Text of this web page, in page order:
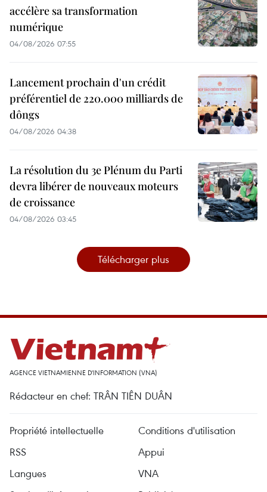
accélère sa transformation
numérique
04/08/2026 07:55
Lancement prochain d'un crédit
préférentiel de 220.000 milliards de
dôngs
04/08/2026 04:38
La résolution du 3e Plénum du Parti
devra libérer de nouveaux moteurs
de croissance
04/08/2026 03:45
Télécharger plus
AGENCE VIETNAMIENNE D'INFORMATION (VNA)
Rédacteur en chef: TRÂN TIÊN DUÂN
Propriété intellectuelle
Conditions d'utilisation
RSS
Appui
Langues
VNA